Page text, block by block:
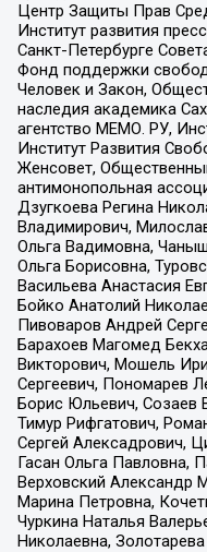
Центр Защиты Прав
Институт развития
Санкт-Петербурге
Фонд поддержки
Человек и Закон,
наследия академика
агентство МЕМО. РУ,
Институт Развития
Женсовет,
антимонопольная
Дзугкоева Регина
Владимирович,
Ольга Вадимовна,
Ольга Борисовна,
Васильева Анастасия
Бойко Анатолий
Пивоваров Андрей
Барахоев Магомед
Викторович, Мошель
Сергеевич, Пономарев
Борис Юльевич, Созаев
Тимур Рифгатович,
Сергей Алексадрович,
Гасан Ольга Павловна,
Верховский Александр
Марина Петровна,
Чуркина Наталья
Николаевна,